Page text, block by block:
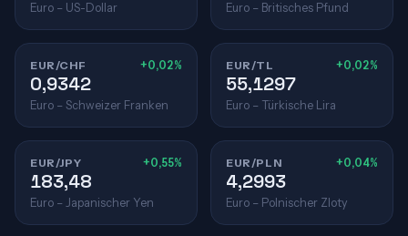
Euro – US-Dollar Euro – Britisches Pfund
EUR/CHF +0,02%
0,9342
Euro – Schweizer Franken
EUR/TL +0,02%
55,1297
Euro – Türkische Lira
EUR/JPY +0,55%
183,48
Euro – Japanischer Yen
EUR/PLN +0,04%
4,2993
Euro – Polnischer Zloty